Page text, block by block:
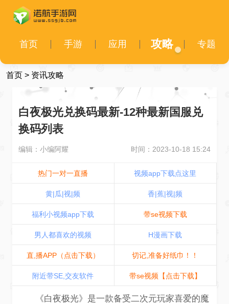
首页 手游 应用 攻略 专题
首页> 资讯攻略
白夜极光兑换码最新-12种最新国服兑
换码列表
编辑：小编阿耀 时间：2023-10-18 15:24
热门一对一直播 视频app下载点这里
黄|瓜|视|频 香|蕉|视|频
福利小视频app下载 带se视频下载
男人都喜欢的视频 H漫画下载
直,播APP（点击下载） 切记,准备好纸巾！！
附近带SE,交友软件 带se视频【点击下载】
《白夜极光》是一款备受二次元玩家喜爱的魔